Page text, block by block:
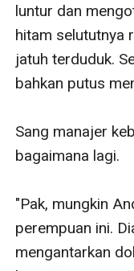
luntur dan
hitam selututnya
jatuh terduduk.
bahkan putus
Sang manajer
bagaimana lagi.
"Pak, mungkin
perempuan ini.
mengantarkan